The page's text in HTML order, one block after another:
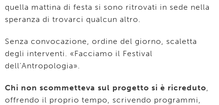
quella mattina di festa si sono ritrovati in sede nella
speranza di trovarci qualcun altro.
Senza convocazione, ordine del giorno, scaletta
degli interventi. «Facciamo il Festival
dell’Antropologia».
Chi non scommetteva sul progetto si è ricreduto,
offrendo il proprio tempo, scrivendo programmi,